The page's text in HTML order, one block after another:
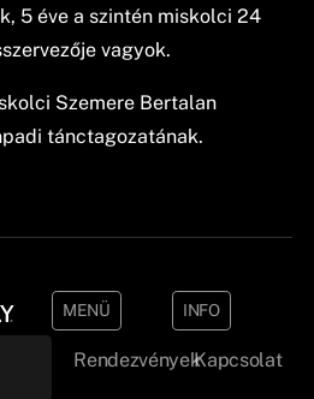
5 éve a szintén miskolci 24
vagyok.
Szemere Bertalan
tánctagozatának.
MENÜ
Rendezvények
INFO
Kapcsolat